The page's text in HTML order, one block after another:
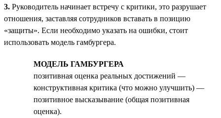
3. Руководитель начинает встречу с критики, это разрушает
отношения, заставляя сотрудников вставать в позицию
«защиты». Если необходимо указать на ошибки, стоит
использовать модель гамбургера.
МОДЕЛЬ ГАМБУРГЕРА
позитивная оценка реальных достижений —
конструктивная критика (что можно улучшить) —
позитивное высказывание (общая позитивная
оценка).